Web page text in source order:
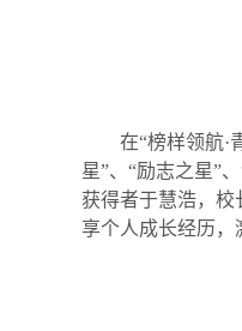
在“榜样领航·
星”、“励志之星”
获得者于慧浩，校
享个人成长经历，